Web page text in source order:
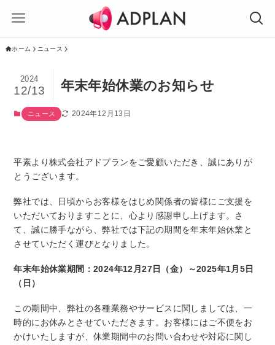
ホーム ニュース
年末年始休業のお知らせ
2024
12/13
ニュース 2024年12月13日
平素より株式会社アドプランをご愛顧いただき、誠にありが
とうございます。
弊社では、日頃からお客様をはじめ関係者の皆様にご支援を
いただいておりますことに、心より感謝申し上げます。さ
て、誠に勝手ながら、弊社では下記の期間を年末年始休業と
させていただく運びとなりました。
年末年始休業期間：2024年12月27日（金）～2025年1月5日
（日）
この期間中、弊社の各種業務やサービスに関しましては、一
時的にお休みとさせていただきます。お客様にはご不便をお
かけいたしますが、休業期間中のお問い合わせや対応に関し